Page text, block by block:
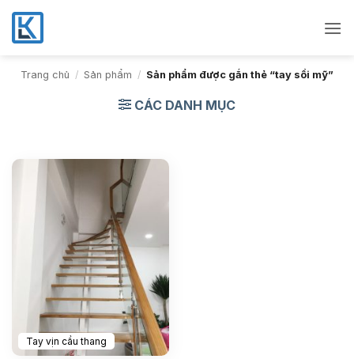
Bỏ
qua
nội
dungTrang chủ / Sản phẩm / Sản phẩm được gắn thẻ “tay sồi mỹ”
CÁC DANH MỤC
Tay vịn cầu thang